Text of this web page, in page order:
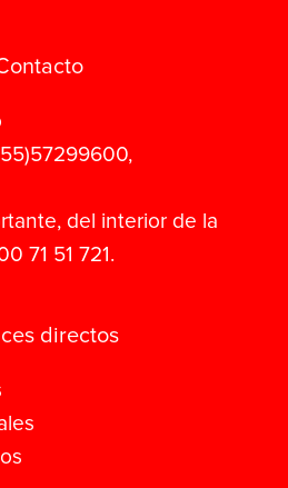
del interior de la
71 51 721.
directos